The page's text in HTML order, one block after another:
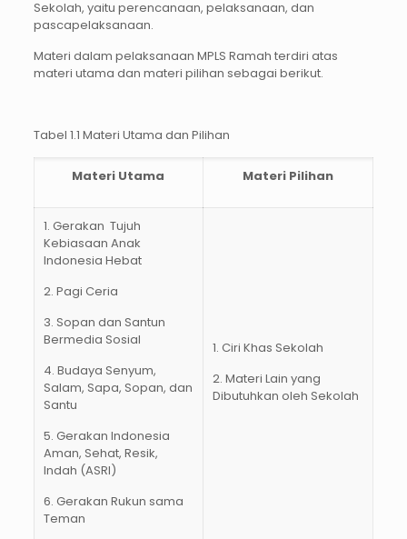
Sekolah, yaitu perencanaan, pelaksanaan, dan
pascapelaksanaan.
Materi dalam pelaksanaan MPLS Ramah terdiri atas
materi utama dan materi pilihan sebagai berikut.
Tabel 1.1 Materi Utama dan Pilihan
Materi Utama Materi Pilihan
1. Gerakan Tujuh
Kebiasaan Anak
Indonesia Hebat
2. Pagi Ceria
3. Sopan dan Santun
Bermedia Sosial
4. Budaya Senyum,
Salam, Sapa, Sopan, dan
Santu
5. Gerakan Indonesia
Aman, Sehat, Resik,
Indah (ASRI)
6. Gerakan Rukun sama
Teman
1. Ciri Khas Sekolah
2. Materi Lain yang
Dibutuhkan oleh Sekolah